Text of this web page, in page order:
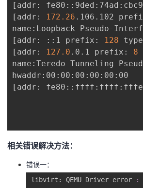
[ addr:
[ addr: 172.26 .106.102
name:Loopback Pseudo-
[ addr: ::1 prefix: 128
[ addr: 127.0 .0.1 prefix: 8
name:Teredo Tunneling
[ addr:
相关错误解决方法：
错误一：
libvirt: QEMU Driver error :